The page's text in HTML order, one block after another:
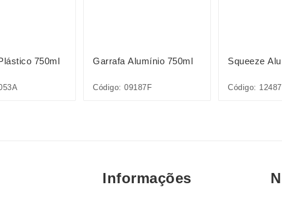
750ml Garrafa Alumínio 750ml
Código: 09187F
Squeeze
Código:
Informações